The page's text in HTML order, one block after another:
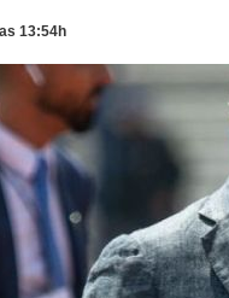
13:54h